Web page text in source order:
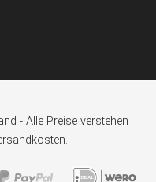
- Alle Preise verstehen